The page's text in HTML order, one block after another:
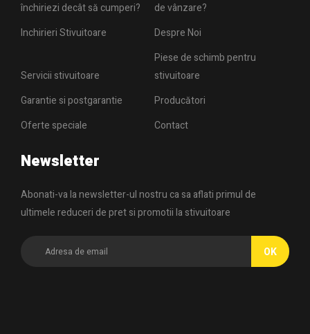
închiriezi decât să cumperi?
de vânzare?
Inchirieri Stivuitoare
Despre Noi
Servicii stivuitoare
Piese de schimb pentru
stivuitoare
Garantie si postgarantie
Producători
Oferte speciale
Contact
Newsletter
Abonati-va la newsletter-ul nostru ca sa aflati primul de
ultimele reduceri de pret si promotii la stivuitoare
OK